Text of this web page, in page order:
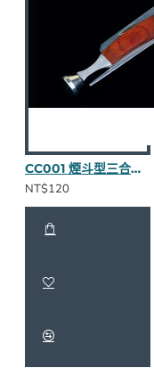
CC001 煙斗型三合一壓棒（紅木半貼皮）
NT$120